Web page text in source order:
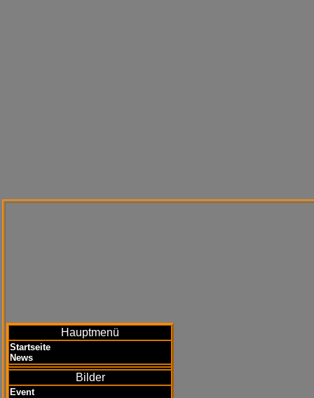
Hauptmenü
Startseite
News
Bilder
Event